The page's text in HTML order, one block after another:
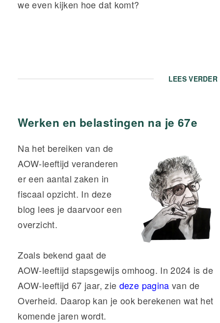
we even kijken hoe dat komt?
LEES VERDER
Werken en belastingen na je 67e
Na het bereiken van de
AOW-leeftijd veranderen
er een aantal zaken in
fiscaal opzicht. In deze
blog lees je daarvoor een
overzicht.
Zoals bekend gaat de
AOW-leeftijd stapsgewijs omhoog. In 2024 is de
AOW-leeftijd 67 jaar, zie deze pagina van de
Overheid. Daarop kan je ook berekenen wat het
komende jaren wordt.